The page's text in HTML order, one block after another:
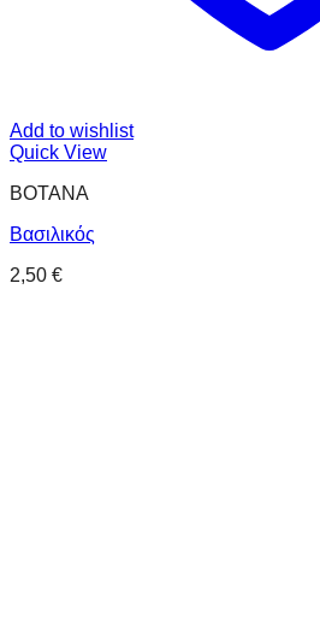
Add to wishlist
Quick View
ΒΟΤΑΝΑ
Βασιλικός
2,50 €